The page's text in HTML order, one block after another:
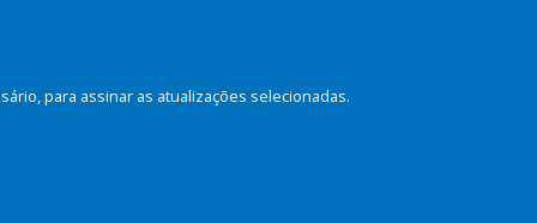
para assinar as atualizações selecionadas.